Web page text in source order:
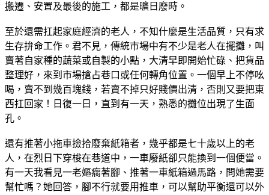
搬遷、安置及最後的施工，都是曠日廢時。
至於還需扛起家庭經濟的老人，不知什麼是生活品質，只有求
生存拚命工作。君不見，傳統市場中有不少是老人在擺攤，叫
賣著自家種的蔬菜或自製的小點，大清早即開始忙碌、把貨品
整理好，來到市場搶占巷口或任何轉角位置。一個早上不停吆
喝，賣不到幾百塊錢，若賣不掉只好賤價出清，否則又要把東
西扛回家！日復一日，直到有一天，熟悉的攤位出現了生面
孔。
還有推著小拖車撿拾廢棄紙箱者，幾乎都是七十歲以上的老
人，在烈日下穿梭在巷道中，一車廢紙卻只能換到一個便當。
有一天我看見一老嫗瘸著腳、推著一車紙箱過馬路，問她需要
幫忙嗎？她回答，腳不行就要用推車，可以幫助平衡還可以外